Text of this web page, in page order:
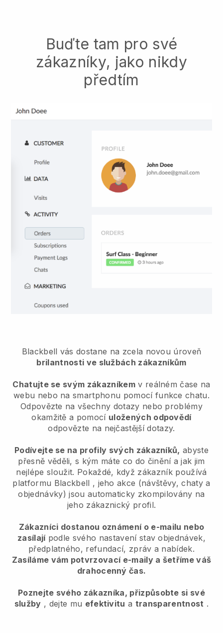
Buďte tam pro své
zákazníky, jako nikdy
předtím
Blackbell vás dostane na zcela novou úroveň
brilantnosti ve službách zákazníkům
Chatujte se svým zákazníkemv reálném čase na
webu nebo na smartphonu pomocí funkce chatu.
Odpovězte na všechny dotazy nebo problémy
okamžitě a pomocí uložených odpovědí
odpovězte na nejčastější dotazy.
Podívejte se na profily svých zákazníků, abyste
přesně věděli, s kým máte co do činění a jak jim
nejlépe sloužit. Pokaždé, když zákazník používá
platformu Blackbell , jeho akce (návštěvy, chaty a
objednávky) jsou automaticky zkompilovány na
jeho zákaznický profil.
Zákazníci dostanou oznámení o e-mailu nebo
zasílajípodle svého nastavení stav objednávek,
předplatného, refundací, zpráv a nabídek.
Zasíláme vám potvrzovací e-maily a šetříme váš
drahocenný čas.
Poznejte svého zákazníka, přizpůsobte si své
služby , dejte mu efektivitu a transparentnost .